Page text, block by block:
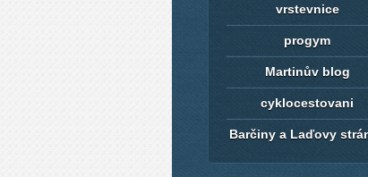
vrstevnice
progym
Martinův blog
cyklocestovani
Barčiny a Laďovy